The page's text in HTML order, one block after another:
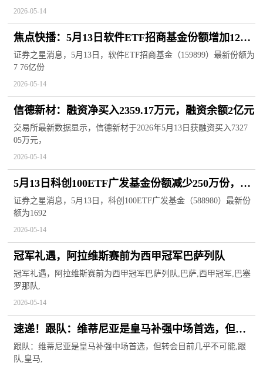
2026-05-14
焦点快播：5月13日软件ETF招商基金份额增加1200
万份，重仓股科大讯飞、同花顺、金山办公
证券之星消息，5月13日，软件ETF招商基金（159899）最新份额为
7 76亿份
2026-05-14
信德新材：融资净买入2359.17万元，融资余额2亿元
交易所最新数据显示，信德新材于2026年5月13日获融资买入7327
05万元，
2026-05-14
5月13日科创100ETF广发基金份额减少250万份，重
仓股源杰科技、华虹公司、睿创微纳
证券之星消息，5月13日，科创100ETF广发基金（588980）最新份
额为1692
2026-05-14
冠军礼遇，阿拉维斯赛前为西甲冠军巴萨列队
冠军礼遇，阿拉维斯赛前为西甲冠军巴萨列队,巴萨,西甲冠军,巴塞
罗那队,
2026-05-14
速递！跟队：维蒂尼亚是皇马补强中场首选，但转
会目前几乎不可能
跟队：维蒂尼亚是皇马补强中场首选，但转会目前几乎不可能,跟
队,皇马,